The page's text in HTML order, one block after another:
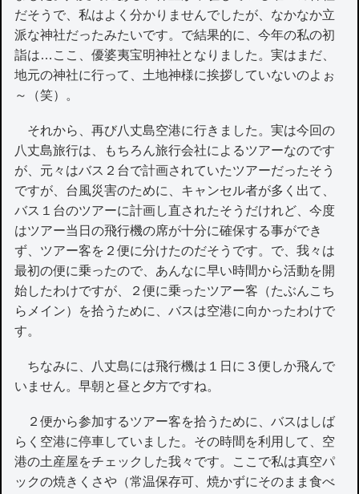
だそうで、私はよく分かりませんでしたが、なかなか立
派な神社だったみたいです。で結果的に、今年の私の初
詣は…ここ、優婆夷宝明神社となりました。実はまだ、
地元の神社に行って、土地神様に挨拶していないのよぉ
～（笑）。
それから、再び八丈島空港に行きました。実は今回の
八丈島旅行は、もちろん旅行会社によるツアーなのです
が、元々はバス２台で計画されていたツアーだったそう
ですが、台風災害のために、キャンセル者が多く出て、
バス１台のツアーに計画し直されたそうだけれど、今度
はツアー当日の飛行機の席が十分に確保する事ができ
ず、ツアー客を２便に分けたのだそうです。で、我々は
最初の便に乗ったので、あんなに早い時間から活動を開
始したわけですが、２便に乗ったツアー客（たぶんこち
らメイン）を拾うために、バスは空港に向かったわけで
す。
ちなみに、八丈島には飛行機は１日に３便しか飛んで
いません。早朝と昼と夕方ですね。
２便から参加するツアー客を拾うために、バスはしば
らく空港に停車していました。その時間を利用して、空
港の土産屋をチェックした我々です。ここで私は真空パ
ックの焼きくさや（常温保存可、焼かずにそのまま食べ